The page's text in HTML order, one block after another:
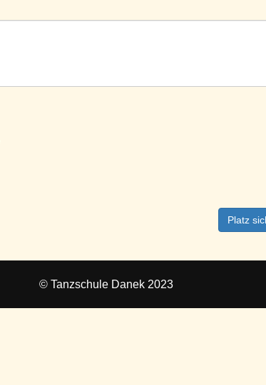
Platz
© Tanzschule Danek 2023